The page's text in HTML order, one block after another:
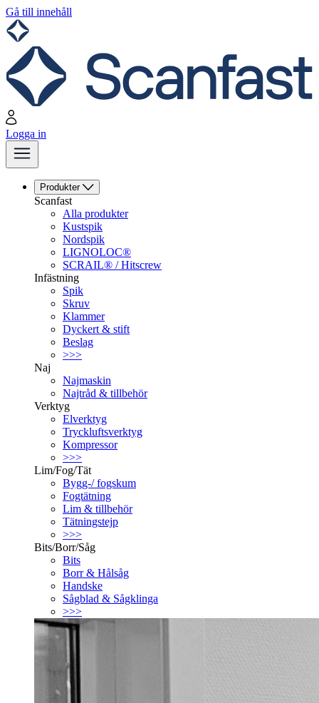
Gå till innehåll
Logga in
Produkter
Scanfast
Alla produkter
Kustspik
Nordspik
LIGNOLOC®
SCRAIL® / Hitscrew
Infästning
Spik
Skruv
Klammer
Dyckert & stift
Beslag
>>>
Naj
Najmaskin
Najtråd & tillbehör
Verktyg
Elverktyg
Tryckluftsverktyg
Kompressor
>>>
Lim/Fog/Tät
Bygg-/ fogskum
Fogtätning
Lim & tillbehör
Tätningstejp
>>>
Bits/Borr/Såg
Bits
Borr & Hålsåg
Handske
Sågblad & Sågklinga
>>>